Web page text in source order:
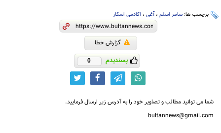
برچسب ها: سامر اسلم ،آغی ، اکادمی اسکار
گزارش خطا
پسندیدم 0
شما می توانید مطالب و تصاویر خود را به آدرس زیر ارسال فرمایید.
bultannews@gmail.com